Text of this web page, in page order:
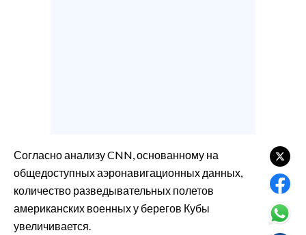
VIDEO
INFO AZIENDE
ABBONATI
Согласно анализу CNN, основанному на
общедоступных аэронавигационных данных,
количество разведывательных полетов
американских военных у берегов Кубы
увеличивается.